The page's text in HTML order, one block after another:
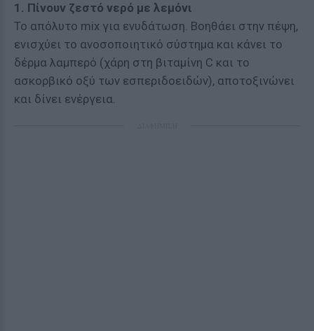
1. Πίνουν ζεστό νερό με λεμόνι
Το απόλυτο mix για ενυδάτωση. Βοηθάει στην πέψη,
ενισχύει το ανοσοποιητικό σύστημα και κάνει το
δέρμα λαμπερό (χάρη στη βιταμίνη C και το
ασκορβικό οξύ των εσπεριδοειδών), αποτοξινώνει
και δίνει ενέργεια.